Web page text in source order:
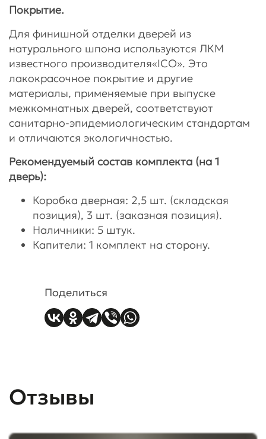
Покрытие.
Для финишной отделки дверей из
натурального шпона используются ЛКМ
известного производителя«ICO». Это
лакокрасочное покрытие и другие
материалы, применяемые при выпуске
межкомнатных дверей, соответствуют
санитарно-эпидемиологическим стандартам
и отличаются экологичностью.
Рекомендуемый состав комплекта (на 1
дверь):
Коробка дверная: 2,5 шт. (складская
позиция), 3 шт. (заказная позиция).
Наличники: 5 штук.
Капители: 1 комплект на сторону.
Поделиться
Отзывы